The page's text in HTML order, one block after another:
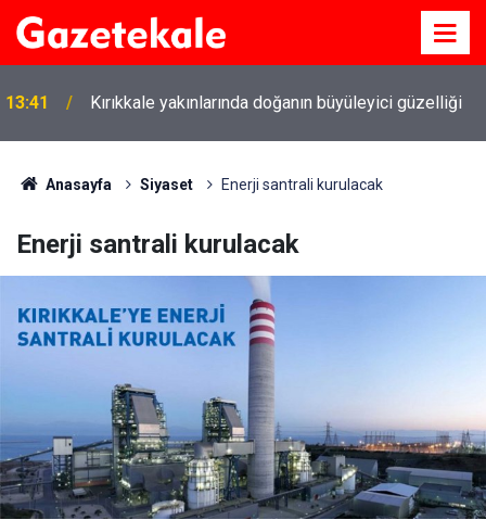
13:41 Kırıkkale yakınlarında doğanın büyüleyici güzelliği
Anasayfa Siyaset Enerji santrali kurulacak
Enerji santrali kurulacak